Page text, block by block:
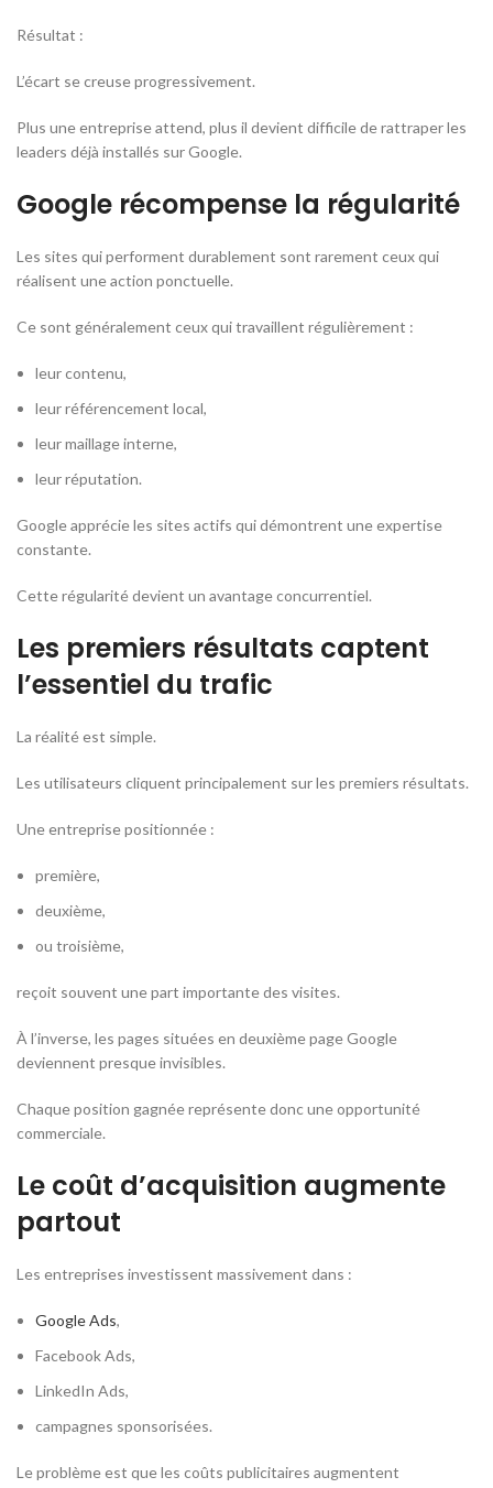
Résultat :
L’écart se creuse progressivement.
Plus une entreprise attend, plus il devient difficile de rattraper les
leaders déjà installés sur Google.
Google récompense la régularité
Les sites qui performent durablement sont rarement ceux qui
réalisent une action ponctuelle.
Ce sont généralement ceux qui travaillent régulièrement :
leur contenu,
leur référencement local,
leur maillage interne,
leur réputation.
Google apprécie les sites actifs qui démontrent une expertise
constante.
Cette régularité devient un avantage concurrentiel.
Les premiers résultats captent
l’essentiel du trafic
La réalité est simple.
Les utilisateurs cliquent principalement sur les premiers résultats.
Une entreprise positionnée :
première,
deuxième,
ou troisième,
reçoit souvent une part importante des visites.
À l’inverse, les pages situées en deuxième page Google
deviennent presque invisibles.
Chaque position gagnée représente donc une opportunité
commerciale.
Le coût d’acquisition augmente
partout
Les entreprises investissent massivement dans :
Google Ads,
Facebook Ads,
LinkedIn Ads,
campagnes sponsorisées.
Le problème est que les coûts publicitaires augmentent